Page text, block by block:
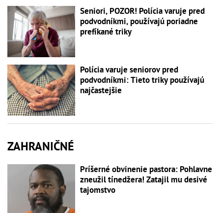
Seniori, POZOR! Polícia varuje pred
podvodníkmi, používajú poriadne
prefíkané triky
Polícia varuje seniorov pred
podvodníkmi: Tieto triky používajú
najčastejšie
ZAHRANIČNÉ
Príšerné obvinenie pastora: Pohlavne
zneužil tínedžera! Zatajil mu desivé
tajomstvo